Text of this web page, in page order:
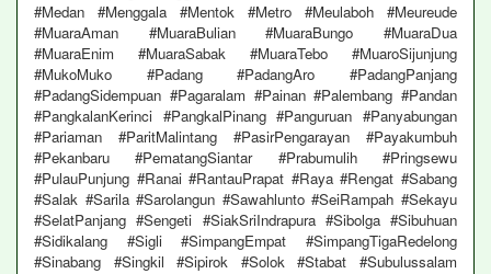
#Medan #Menggala #Mentok #Metro #Meulaboh #Meureude
#MuaraAman #MuaraBulian #MuaraBungo #MuaraDua
#MuaraEnim #MuaraSabak #MuaraTebo #MuaroSijunjung
#MukoMuko #Padang #PadangAro #PadangPanjang
#PadangSidempuan #Pagaralam #Painan #Palembang #Pandan
#PangkalanKerinci #PangkalPinang #Panguruan #Panyabungan
#Pariaman #ParitMalintang #PasirPengarayan #Payakumbuh
#Pekanbaru #PematangSiantar #Prabumulih #Pringsewu
#PulauPunjung #Ranai #RantauPrapat #Raya #Rengat #Sabang
#Salak #Sarila #Sarolangun #Sawahlunto #SeiRampah #Sekayu
#SelatPanjang #Sengeti #SiakSriIndrapura #Sibolga #Sibuhuan
#Sidikalang #Sigli #SimpangEmpat #SimpangTigaRedelong
#Sinabang #Singkil #Sipirok #Solok #Stabat #Subulussalam